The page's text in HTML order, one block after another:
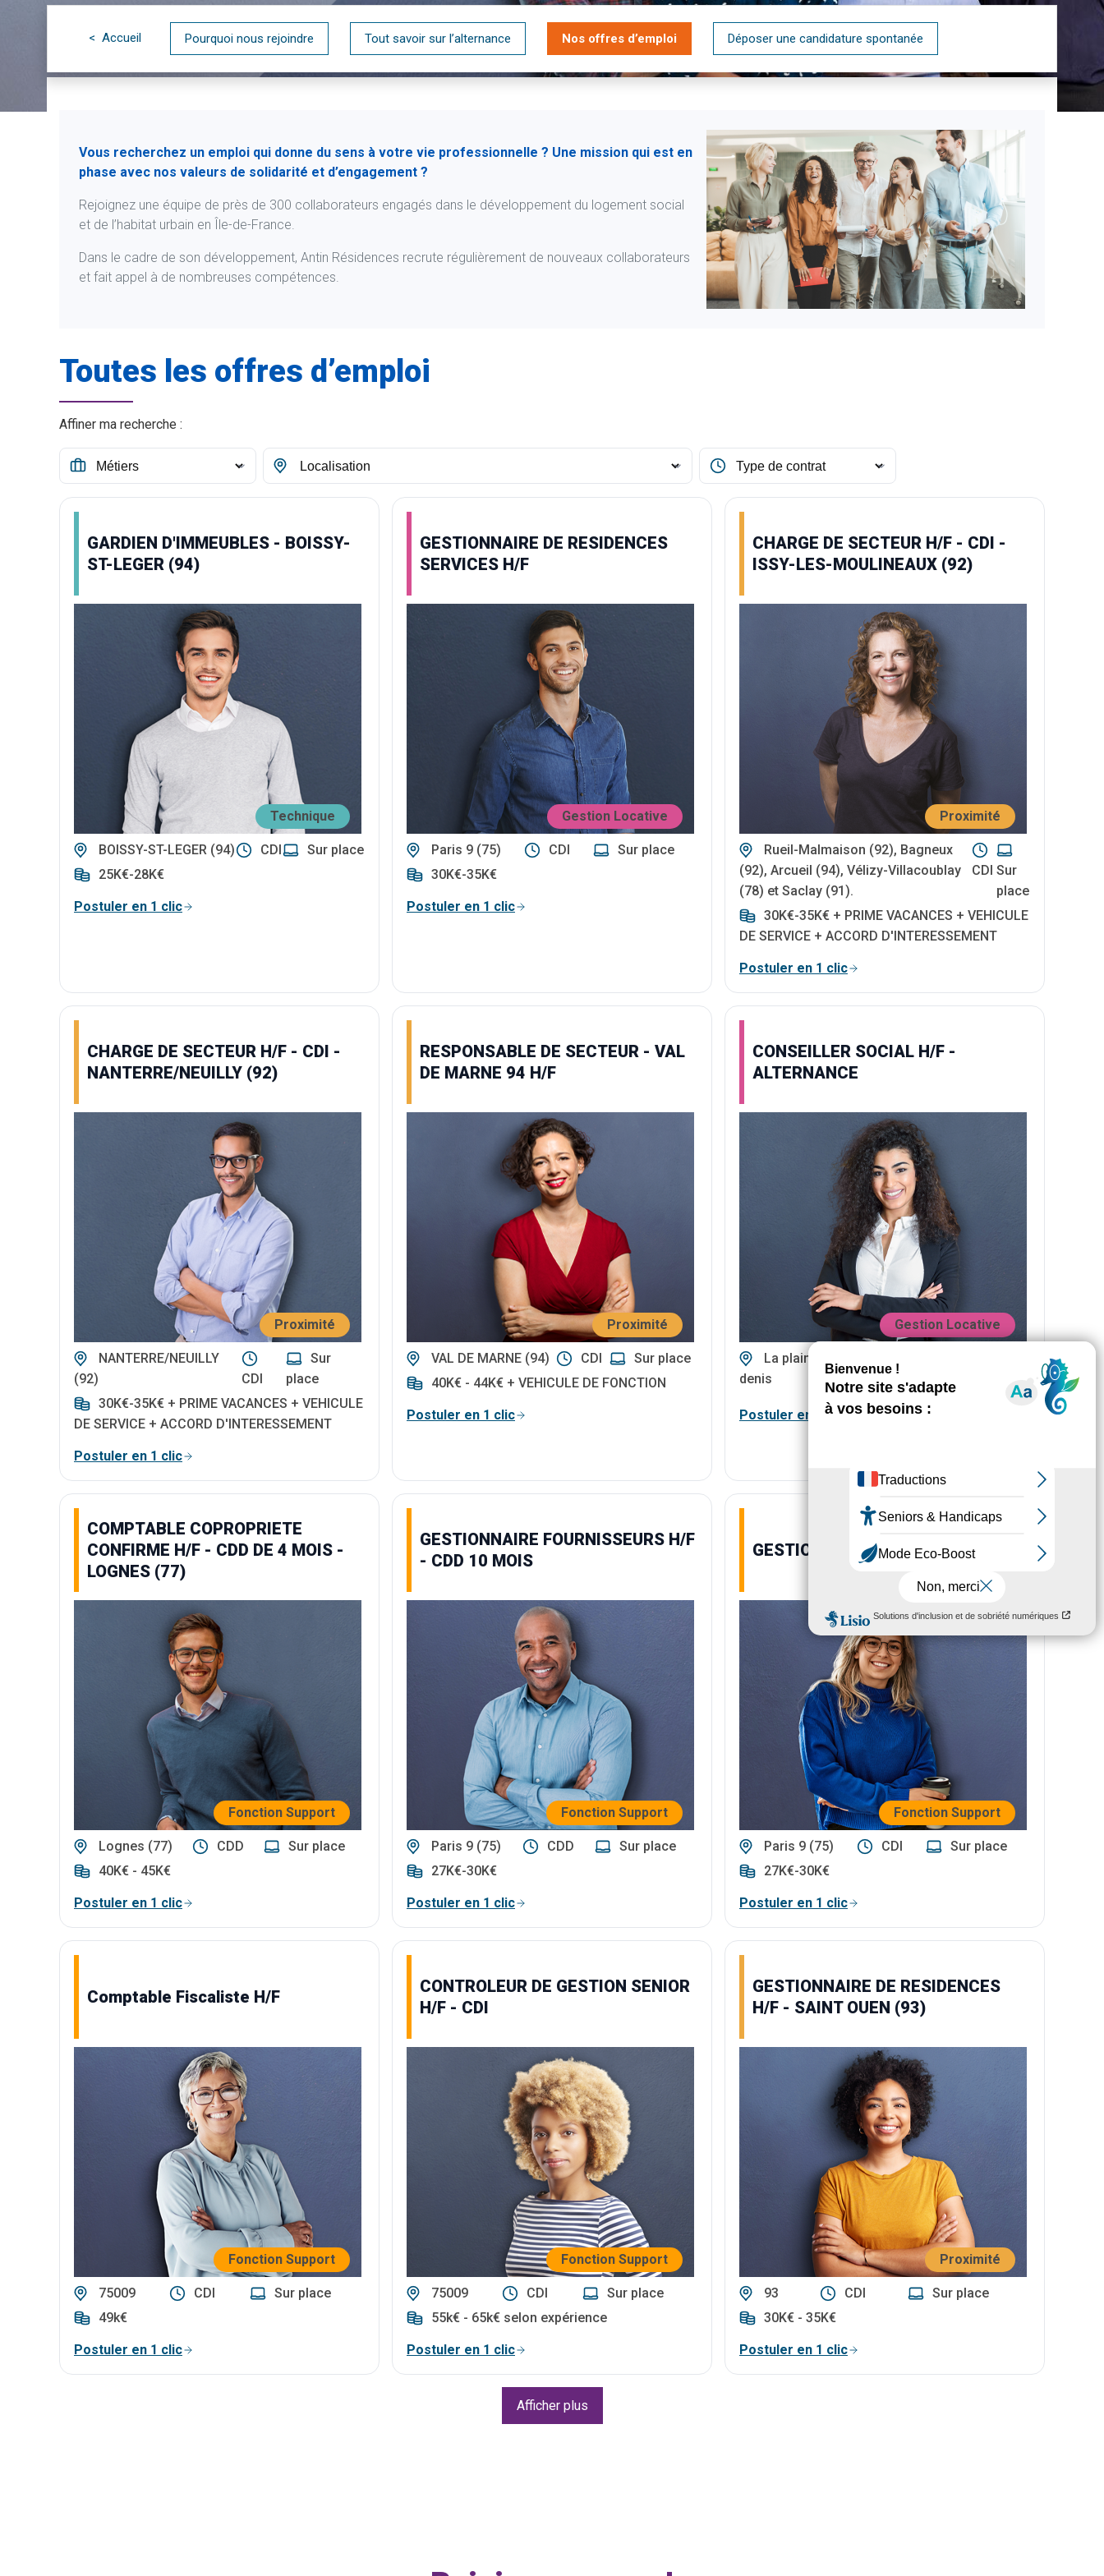
< Accueil Pourquoi nous rejoindre Tout savoir sur l’alternance Nos offres d’emploi Déposer une candidature spontanée
Vous recherchez un emploi qui donne du sens à votre vie professionnelle ? Une mission qui est en
phase avec nos valeurs de solidarité et d’engagement ?
Rejoignez une équipe de près de 300 collaborateurs engagés dans le développement du logement social
et de l’habitat urbain en Île-de-France.
Dans le cadre de son développement, Antin Résidences recrute régulièrement de nouveaux collaborateurs
et fait appel à de nombreuses compétences.
Toutes les offres d’emploi
Affiner ma recherche :
GARDIEN D'IMMEUBLES - BOISSY-
ST-LEGER (94)
Technique
BOISSY-ST-LEGER (94) CDI
Sur place
25K€-28K€
Postuler en 1 clic
GESTIONNAIRE DE RESIDENCES
SERVICES H/F
Gestion Locative
Paris 9 (75) CDI
Sur place
30K€-35K€
Postuler en 1 clic
CHARGE DE SECTEUR H/F - CDI -
ISSY-LES-MOULINEAUX (92)
Proximité
Rueil-Malmaison (92), Bagneux
(92), Arcueil (94), Vélizy-Villacoublay
(78) et Saclay (91).
CDI Sur
place
30K€-35K€ + PRIME VACANCES + VEHICULE
DE SERVICE + ACCORD D'INTERESSEMENT
Postuler en 1 clic
CHARGE DE SECTEUR H/F - CDI -
NANTERRE/NEUILLY (92)
Proximité
NANTERRE/NEUILLY
(92)
CDI
Sur
place
30K€-35K€ + PRIME VACANCES + VEHICULE
DE SERVICE + ACCORD D'INTERESSEMENT
Postuler en 1 clic
RESPONSABLE DE SECTEUR - VAL
DE MARNE 94 H/F
Proximité
VAL DE MARNE (94) CDI
Sur place
40K€ - 44K€ + VEHICULE DE FONCTION
Postuler en 1 clic
CONSEILLER SOCIAL H/F -
ALTERNANCE
Gestion Locative
La plaine saint
denis
Alternance
Postuler en 1 clic
COMPTABLE COPROPRIETE
CONFIRME H/F - CDD DE 4 MOIS -
LOGNES (77)
Fonction Support
Lognes (77) CDD
Sur place
40K€ - 45K€
Postuler en 1 clic
GESTIONNAIRE FOURNISSEURS H/F
- CDD 10 MOIS
Fonction Support
Paris 9 (75) CDD
Sur place
27K€-30K€
Postuler en 1 clic
GESTIONNAIRE FOURNISSEURS H/F
Fonction Support
Paris 9 (75) CDI
Sur place
27K€-30K€
Postuler en 1 clic
Comptable Fiscaliste H/F
Fonction Support
75009 CDI
Sur place
49k€
Postuler en 1 clic
CONTROLEUR DE GESTION SENIOR
H/F - CDI
Fonction Support
75009 CDI
Sur place
55k€ - 65k€ selon expérience
Postuler en 1 clic
GESTIONNAIRE DE RESIDENCES
H/F - SAINT OUEN (93)
Proximité
93 CDI
Sur place
30K€ - 35K€
Postuler en 1 clic
Afficher plus